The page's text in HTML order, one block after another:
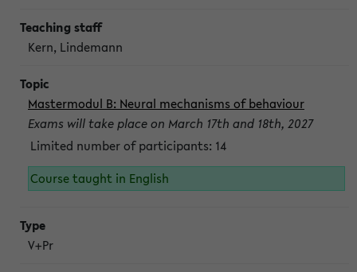
Kern, Lindemann
Mastermodul B: Neural mechanisms of behaviour
Exams will take place on March 17th and 18th, 2027
Limited number of participants: 14
Course taught in English
V+Pr